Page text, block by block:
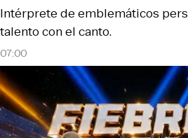
07:00
Intérprete de emblemáticos
talento con el canto.